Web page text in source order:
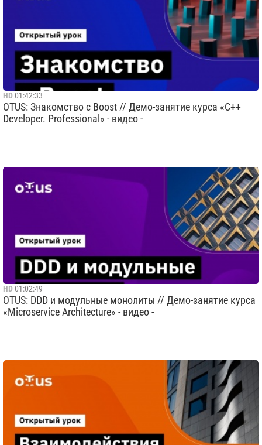
HD 01:42:33
OTUS: Знакомство с Boost // Демо-занятие курса «C++
Developer. Professional» - видео -
HD 01:02:49
OTUS: DDD и модульные монолиты // Демо-занятие курса
«Microservice Architecture» - видео -